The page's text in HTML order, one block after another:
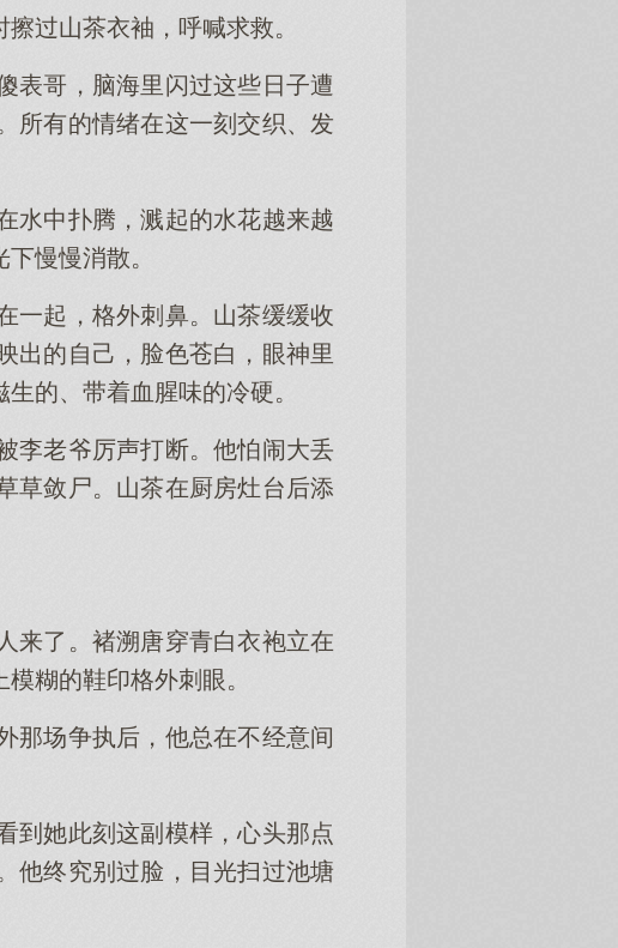
过山茶衣袖，呼喊求救。
表哥，脑海里闪过这些日子遭
所有的情绪在这一刻交织、发
水中扑腾，溅起的水花越来越
慢慢消散。
一起，格外刺鼻。山茶缓缓收
出的自己，脸色苍白，眼神里
的、带着血腥味的冷硬。
李老爷厉声打断。他怕闹大丢
草敛尸。山茶在厨房灶台后添
来了。褚溯唐穿青白衣袍立在
糊的鞋印格外刺眼。
那场争执后，他总在不经意间
到她此刻这副模样，心头那点
他终究别过脸，目光扫过池塘